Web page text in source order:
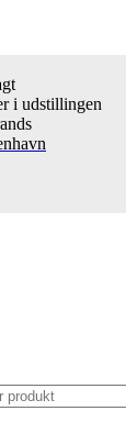
i udstillingen